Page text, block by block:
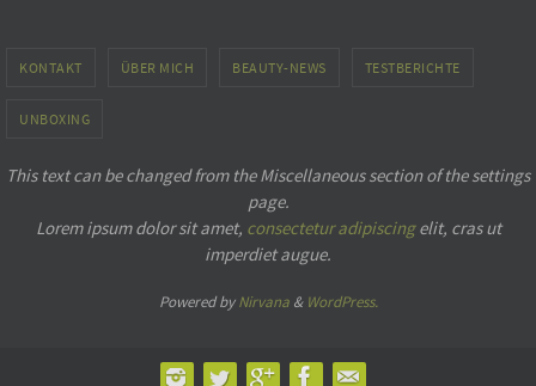
KONTAKT ÜBER MICH BEAUTY-NEWS TESTBERICHTE
UNBOXING
This text can be changed from the Miscellaneous section of the settings
page.
Lorem ipsumdolor sit amet, consectetur adipiscingelit, cras ut
imperdiet augue.
Powered byNirvana& WordPress.